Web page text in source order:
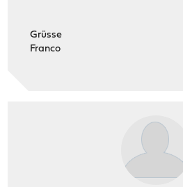
Grüsse
Franco